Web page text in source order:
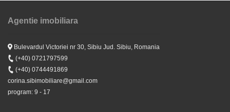
Apartament 2 camere bucatarie separata de vanzare in
Selimbar Doamna Stranca
65.500 EUR
Stiri
Stiri
Goana dupa apartamente noi finalizate si intabulate in
Agentie imobiliara
Bulevardul Victoriei nr 30, Sibiu Jud. Sibiu, Romania
(+40) 0721797599
(+40) 0744491869
corina.sibimobiliare@gmail.com
program: 9 - 17